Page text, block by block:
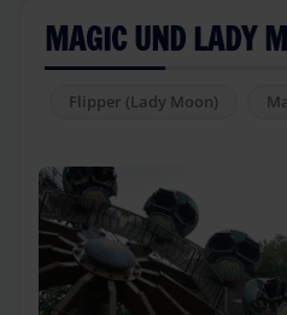
MAGIC UND LADY
Flipper (Lady Moon)